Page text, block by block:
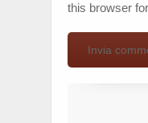
this browser